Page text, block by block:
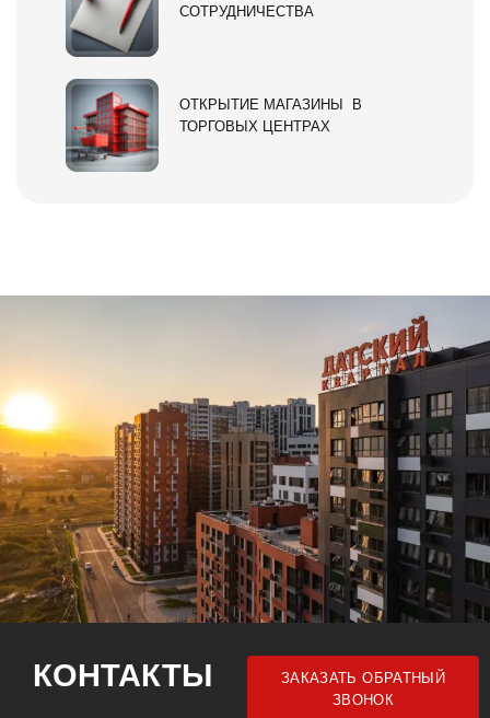
СОТРУДНИЧЕСТВА
ОТКРЫТИЕ МАГАЗИНЫ В
ТОРГОВЫХ ЦЕНТРАХ
КОНТАКТЫ
ЗАКАЗАТЬ ОБРАТНЫЙ
ЗВОНОК